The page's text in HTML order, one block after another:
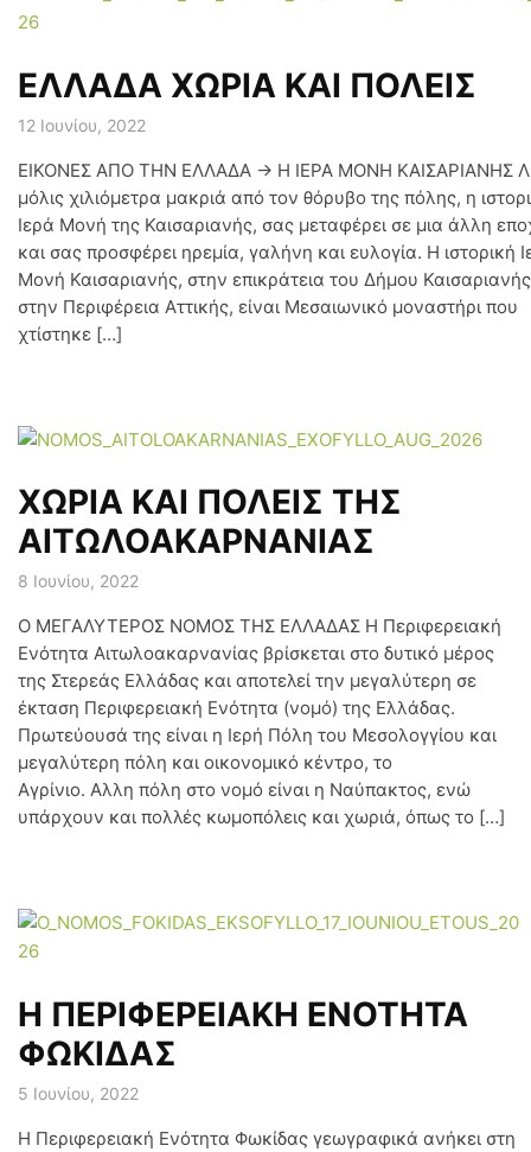
ΕΛΛΑΔΑ ΧΩΡΙΑ ΚΑΙ ΠΟΛΕΙΣ
12 Ιουνίου, 2022
ΕΙΚΟΝΕΣ ΑΠΟ ΤΗΝ ΕΛΛΑΔΑ → Η ΙΕΡΑ ΜΟΝΗ ΚΑΙΣΑΡΙΑΝΗΣ
μόλις χιλιόμετρα μακριά από τον θόρυβο της πόλης, η
Ιερά Μονή της Καισαριανής, σας μεταφέρει σε μια άλλη
και σας προσφέρει ηρεμία, γαλήνη και ευλογία. Η ιστορική
Μονή Καισαριανής, στην επικράτεια του Δήμου Καισαριανής
στην Περιφέρεια Αττικής, είναι Μεσαιωνικό μοναστήρι που
χτίστηκε […]
ΧΩΡΙΑ ΚΑΙ ΠΟΛΕΙΣ ΤΗΣ
ΑΙΤΩΛΟΑΚΑΡΝΑΝΙΑΣ
8 Ιουνίου, 2022
Ο ΜΕΓΑΛΥΤΕΡΟΣ ΝΟΜΟΣ ΤΗΣ ΕΛΛΑΔΑΣ Η Περιφερειακή
Ενότητα Αιτωλοακαρνανίας βρίσκεται στο δυτικό μέρος
της Στερεάς Ελλάδας και αποτελεί την μεγαλύτερη σε
έκταση Περιφερειακή Ενότητα (νομό) της Ελλάδας.
Πρωτεύουσά της είναι η Ιερή Πόλη του Μεσολογγίου και
μεγαλύτερη πόλη και οικονομικό κέντρο, το
Αγρίνιο. Αλλη πόλη στο νομό είναι η Ναύπακτος, ενώ
υπάρχουν και πολλές κωμοπόλεις και χωριά, όπως το […]
Η ΠΕΡΙΦΕΡΕΙΑΚΗ ΕΝΟΤΗΤΑ
ΦΩΚΙΔΑΣ
5 Ιουνίου, 2022
Η Περιφερειακή Ενότητα Φωκίδας γεωγραφικά ανήκει στη